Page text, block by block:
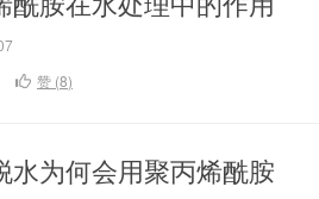
赞 (8)
水为何会用聚丙烯酰胺